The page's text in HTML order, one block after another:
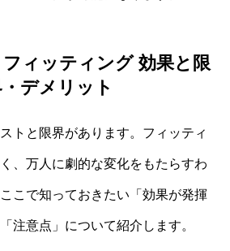
ィッティング 効果と限
デメリット
トと限界があります。フィッティ
、万人に劇的な変化をもたらすわ
こで知っておきたい「効果が発揮
注意点」について紹介します。